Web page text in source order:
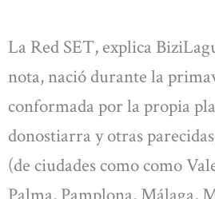
La Red SET, explica
nota, nació durante la
conformada por la propia
donostiarra y otras
(de ciudades como como